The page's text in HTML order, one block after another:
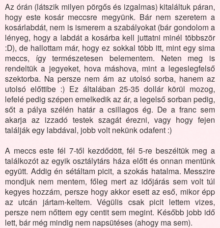
Az órán (látszik milyen pörgős és izgalmas) kitaláltuk páran,
hogy este kosár meccsre megyünk. Bár nem szeretem a
kosárlabdát, nem is ismerem a szabályokat (bár gondolom a
lényeg, hogy a labdát a kosárba kell juttatni minél többször
:D), de hallottam már, hogy ez sokkal több itt, mint egy sima
meccs, így természetesen belementem. Neten meg is
rendeltük a jegyeket, hova máshova, mint a legeslegfelső
szektorba. Na persze nem ám az utolsó sorba, hanem az
utolsó előttibe :) Ez általában 25-35 dollár körül mozog,
lefelé pedig szépen emelkedik az ár, a legelső sorban pedig,
sőt a pálya szélén határ a csillagos ég. De a franc sem
akarja az izzadó testek szagát érezni, vagy hogy fejen
találják egy labdával, jobb volt nekünk odafent :)
A meccs este fél 7-től kezdődött, fél 5-re beszéltük meg a
találkozót az egyik osztálytárs háza előtt és onnan mentünk
együtt. Addig én sétáltam picit, a szokás hatalma. Messzire
mondjuk nem mentem, főleg mert az időjárás sem volt túl
kegyes hozzám, persze hogy akkor esett az eső, mikor épp
az utcán jártam-keltem. Végülis csak picit lettem vizes,
persze nem nőttem egy centit sem megint. Később jobb idő
lett, bár még mindig nem napsütéses (ahogy ma sem).